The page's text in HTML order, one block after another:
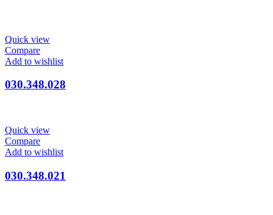
Quick view
Compare
Add to wishlist
030.348.028
Quick view
Compare
Add to wishlist
030.348.021